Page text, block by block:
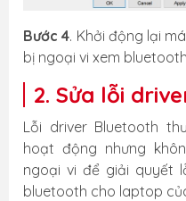
Bước 4. Khởi động lại
bị ngoại vi xem
2. Sửa lỗi
Lỗi driver Bluetooth
hoạt động nhưng
ngoại vi để giải quyết
bluetooth cho laptop